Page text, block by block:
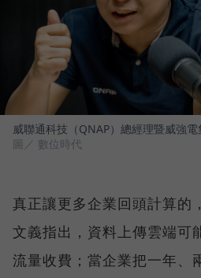
威聯通科技（QNAP）總經理暨威強
圖／ 數位時代
真正讓更多企業回頭計算的
文義指出，資料上傳雲端可
流量收費；當企業把一年、